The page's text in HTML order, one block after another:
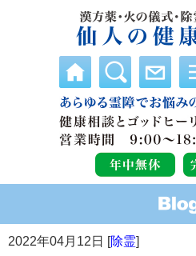
2022年04月12日 [除霊]